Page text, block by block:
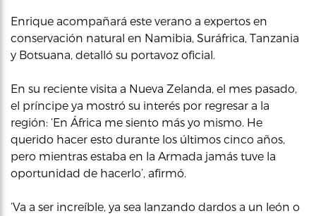
Enrique acompañará este verano a expertos en
conservación natural en Namibia, Suráfrica, Tanzania
y Botsuana, detalló su portavoz oficial.
En su reciente visita a Nueva Zelanda, el mes pasado,
el príncipe ya mostró su interés por regresar a la
región: ‘En África me siento más yo mismo. He
querido hacer esto durante los últimos cinco años,
pero mientras estaba en la Armada jamás tuve la
oportunidad de hacerlo’, afirmó.
‘Va a ser increíble, ya sea lanzando dardos a un león o